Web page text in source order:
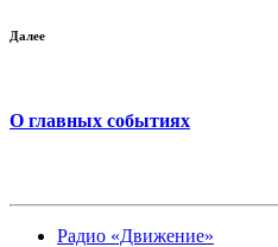
Далее
О главных событиях
Радио «Движение»